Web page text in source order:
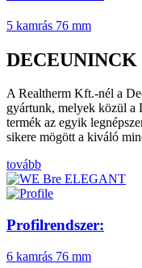
5 kamrás 76 mm
A Realtherm Kft.-nél a
gyártunk, melyek közül a
termék az egyik
sikere mögött a kiváló
tovább
Profilrendszer:
6 kamrás 76 mm